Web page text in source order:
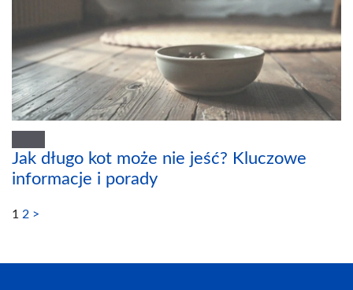
Jak długo kot może nie jeść? Kluczowe
informacje i porady
1 2 >